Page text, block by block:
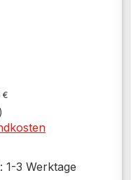
€
3 Werktage